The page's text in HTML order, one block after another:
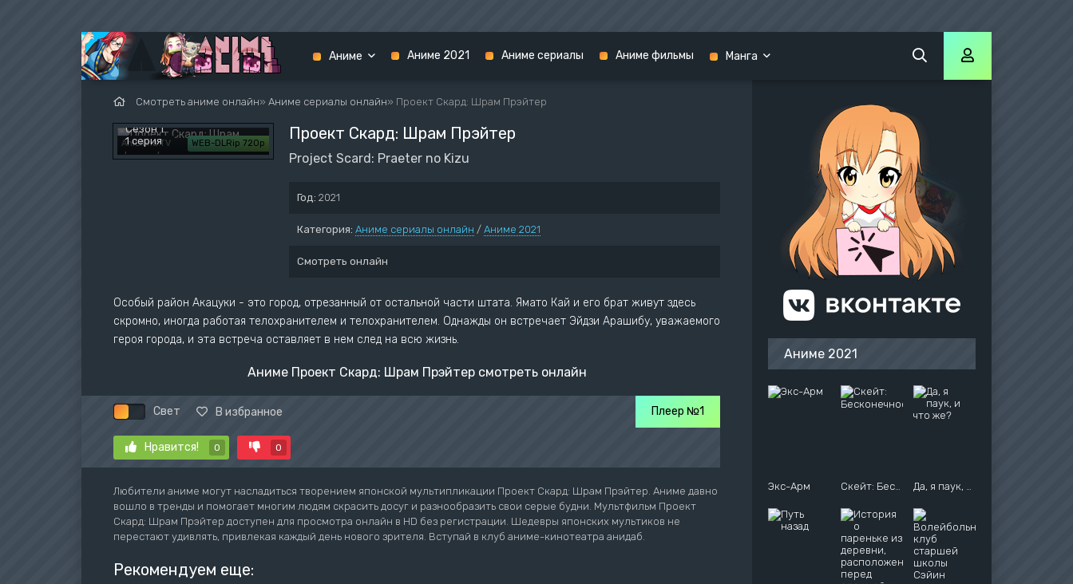
Смотреть аниме онлайн» Аниме сериалы онлайн» Проект Скард: Шрам Прэйтер
AniLibria.TV WEB-DLRip 720p
Сезон 1
1 серия
Проект Скард: Шрам Прэйтер
Project Scard: Praeter no Kizu
Год: 2021
Категория: Аниме сериалы онлайн / Аниме 2021
Смотреть онлайн
Особый район Акацуки - это город, отрезанный от остальной части штата. Ямато Кай и его брат живут здесь
скромно, иногда работая телохранителем и телохранителем. Однажды он встречает Эйдзи Арашибу, уважаемого
героя города, и эта встреча оставляет в нем след на всю жизнь.
Аниме Проект Скард: Шрам Прэйтер смотреть онлайн
Свет В избранное Плеер №1
Нравится! 0 0
Любители аниме могут насладиться творением японской мультипликации Проект Скард: Шрам Прэйтер. Аниме давно
вошло в тренды и помогает многим людям скрасить досуг и разнообразить свои серые будни. Мультфильм Проект
Скард: Шрам Прэйтер доступен для просмотра онлайн в HD без регистрации. Шедевры японских мультиков не
перестают удивлять, привлекая каждый день нового зрителя. Вступай в клуб аниме-кинотеатра анидаб.
Рекомендуем еще:
Аниме 2021
Экс-Арм Скейт: Бесконечность Да, я паук, и что же?
Аниме
Наруто
Синий экзорцист
1 сезон
1 сезон
Аниме 2021 Аниме сериалы Аниме фильмы Манга
Хвост Феи: 100 летний квест